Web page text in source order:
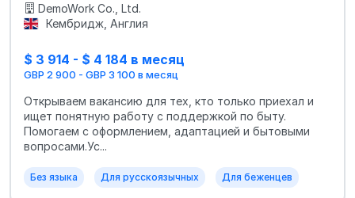
DemoWork Co., Ltd.
Кембридж, Англия
$ 3 914 - $ 4 184 в месяц
GBP 2 900 - GBP 3 100 в месяц
Открываем вакансию для тех, кто только приехал и
ищет понятную работу с поддержкой по быту.
Помогаем с оформлением, адаптацией и бытовыми
вопросами.Ус...
Без языка Для русскоязычных Для беженцев